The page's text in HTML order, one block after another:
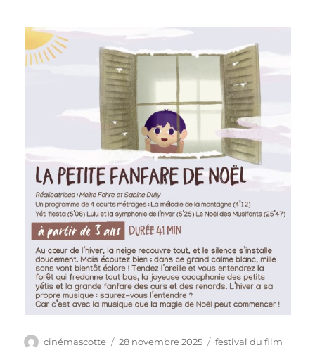
Auteur
cinémascotte
Publié
28 novembre 2025 Catégories
festival du film